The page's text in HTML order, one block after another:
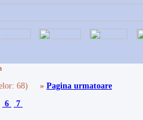
68) » Pagina urmatoare
6 7